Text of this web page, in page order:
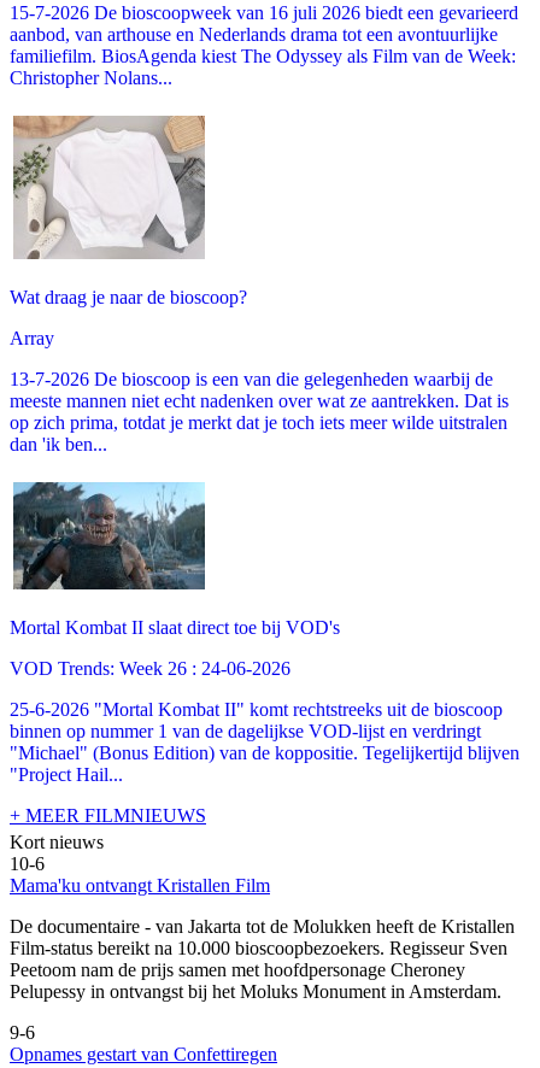
15-7-2026 De bioscoopweek van 16 juli 2026 biedt een gevarieerd
aanbod, van arthouse en Nederlands drama tot een avontuurlijke
familiefilm. BiosAgenda kiest The Odyssey als Film van de Week:
Christopher Nolans...
Wat draag je naar de bioscoop?
Array
13-7-2026 De bioscoop is een van die gelegenheden waarbij de
meeste mannen niet echt nadenken over wat ze aantrekken. Dat is
op zich prima, totdat je merkt dat je toch iets meer wilde uitstralen
dan 'ik ben...
Mortal Kombat II slaat direct toe bij VOD's
VOD Trends: Week 26 : 24-06-2026
25-6-2026 "Mortal Kombat II" komt rechtstreeks uit de bioscoop
binnen op nummer 1 van de dagelijkse VOD-lijst en verdringt
"Michael" (Bonus Edition) van de koppositie. Tegelijkertijd blijven
"Project Hail...
+ MEER FILMNIEUWS
Kort nieuws
10-6
Mama'ku ontvangt Kristallen Film
De documentaire - van Jakarta tot de Molukken heeft de Kristallen
Film-status bereikt na 10.000 bioscoopbezoekers. Regisseur Sven
Peetoom nam de prijs samen met hoofdpersonage Cheroney
Pelupessy in ontvangst bij het Moluks Monument in Amsterdam.
9-6
Opnames gestart van Confettiregen